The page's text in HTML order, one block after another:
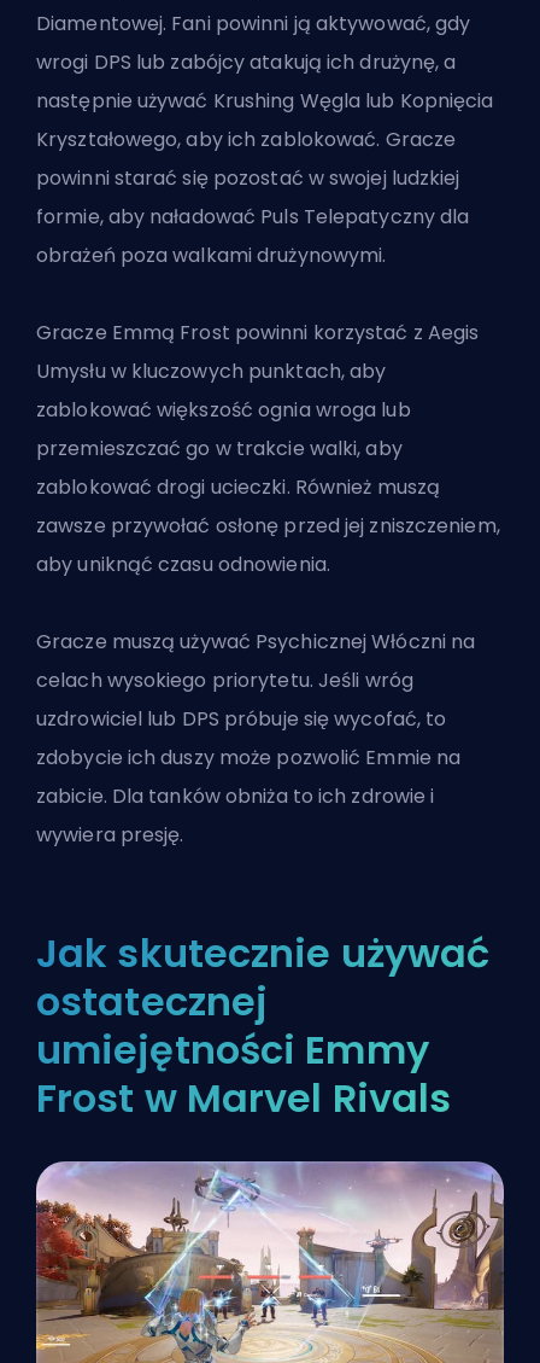
Diamentowej. Fani powinni ją aktywować, gdy
wrogi DPS lub zabójcy atakują ich drużynę, a
następnie używać Krushing Węgla lub Kopnięcia
Kryształowego, aby ich zablokować. Gracze
powinni starać się pozostać w swojej ludzkiej
formie, aby naładować Puls Telepatyczny dla
obrażeń poza walkami drużynowymi.
Gracze Emmą Frost powinni korzystać z Aegis
Umysłu w kluczowych punktach, aby
zablokować większość ognia wroga lub
przemieszczać go w trakcie walki, aby
zablokować drogi ucieczki. Również muszą
zawsze przywołać osłonę przed jej zniszczeniem,
aby uniknąć czasu odnowienia.
Gracze muszą używać Psychicznej Włóczni na
celach wysokiego priorytetu. Jeśli wróg
uzdrowiciel lub DPS próbuje się wycofać, to
zdobycie ich duszy może pozwolić Emmie na
zabicie. Dla tanków obniża to ich zdrowie i
wywiera presję.
Jak skutecznie używać
ostatecznej
umiejętności Emmy
Frost w Marvel Rivals